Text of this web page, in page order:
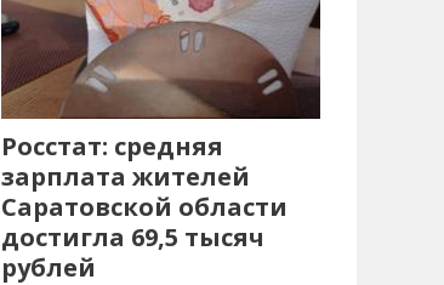
Росстат: средняя
зарплата жителей
Саратовской области
достигла 69,5 тысяч
рублей